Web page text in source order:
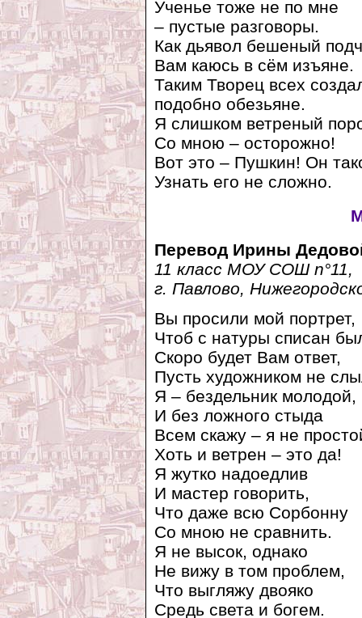
Ученье тоже не по мне
– пустые разговоры.
Как дьявол бешеный
Вам каюсь в сём изъяне.
Таким Творец всех
подобно обезьяне.
Я слишком ветреный
Со мною – осторожно!
Вот это – Пушкин! Он
Узнать его не сложно.
Перевод Ирины
11 класс МОУ СОШ n°11,
г. Павлово,
Вы просили мой портрет,
Чтоб с натуры списан
Скоро будет Вам ответ,
Пусть художником не
Я – бездельник молодой,
И без ложного стыда
Всем скажу – я не
Хоть и ветрен – это да!
Я жутко надоедлив
И мастер говорить,
Что даже всю Сорбонну
Со мною не сравнить.
Я не высок, однако
Не вижу в том проблем,
Что выгляжу двояко
Средь света и богем.